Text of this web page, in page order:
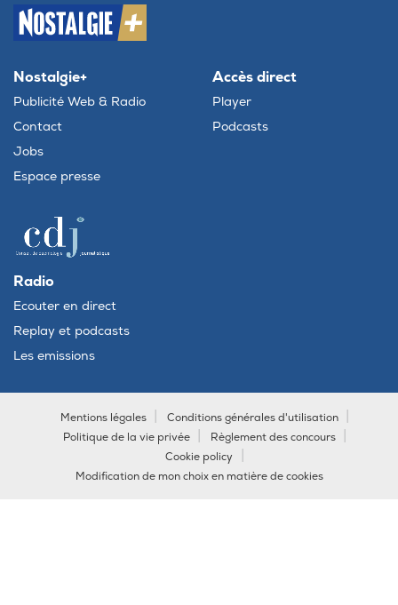
Nostalgie+
Publicité Web & Radio
Contact
Jobs
Espace presse
Accès direct
Player
Podcasts
Radio
Ecouter en direct
Replay et podcasts
Les emissions
Mentions légales
Conditions générales d'utilisation
Politique de la vie privée
Règlement des concours
Cookie policy
Modification de mon choix en matière de cookies